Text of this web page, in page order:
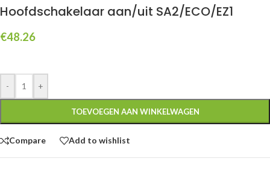
Hoofdschakelaar aan/uit SA2/ECO/EZ1
€48.26
- +
TOEVOEGEN AAN WINKELWAGEN
Compare Add to wishlist